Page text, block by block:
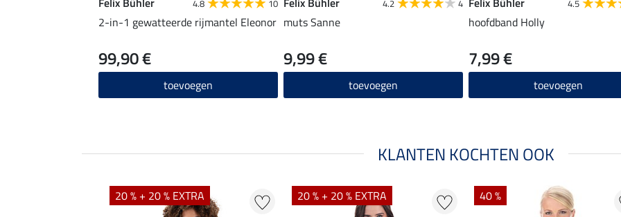
4.8 10
2-in-1 gewatteerde rijmantel Eleonor
99,90 €
toevoegen
4.2 4
muts Sanne
9,99 €
toevoegen
4.5
hoofdband Holly
7,99 €
toevoegen
KLANTEN KOCHTEN OOK
20 % + 20 % EXTRA 20 % + 20 % EXTRA 40 %